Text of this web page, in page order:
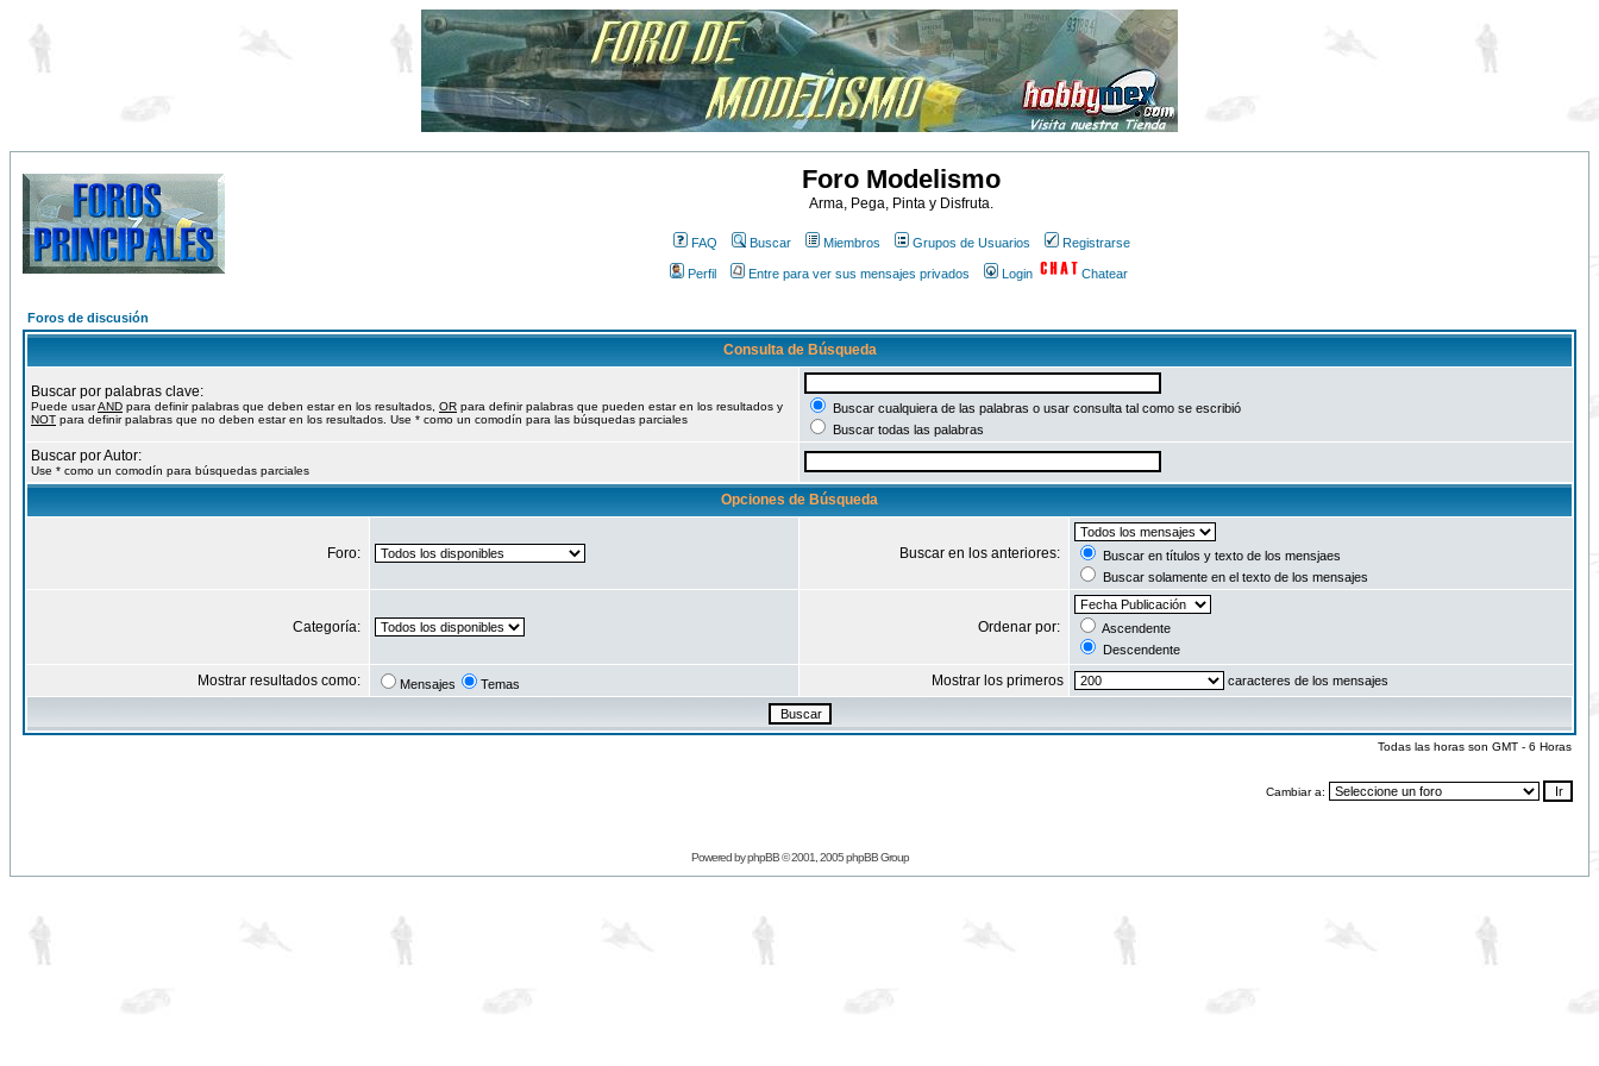
Foro Modelismo
Arma, Pega, Pinta y Disfruta.
FAQ Buscar Miembros Grupos de Usuarios Registrarse
Perfil Entre para ver sus mensajes privados Login Chatear
Foros de discusión
Consulta de Búsqueda
Buscar por palabras clave:
Puede usarAND para definir palabras que deben estar en los resultados, OR para definir palabras que pueden estar en los resultados y
NOT para definir palabras que no deben estar en los resultados. Use * como un comodín para las búsquedas parciales
Buscar cualquiera de las palabras o usar consulta tal como se escribió
Buscar todas las palabras
Buscar por Autor:
Use * como un comodín para búsquedas parciales
Opciones de Búsqueda
Foro: Buscar en los anteriores:
Buscar en títulos y texto de los mensjaes
Buscar solamente en el texto de los mensajes
Categoría: Ordenar por:
Ascendente
Descendente
Mostrar resultados como: Mensajes Temas Mostrar los primeros caracteres de los mensajes
Todas las horas son GMT - 6 Horas
Cambiar a:
Powered byphpBB© 2001, 2005 phpBB Group